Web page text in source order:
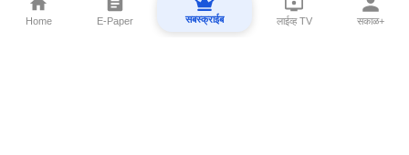
Home E-Paper सबस्क्राईब लाईव्ह TV सकाळ+